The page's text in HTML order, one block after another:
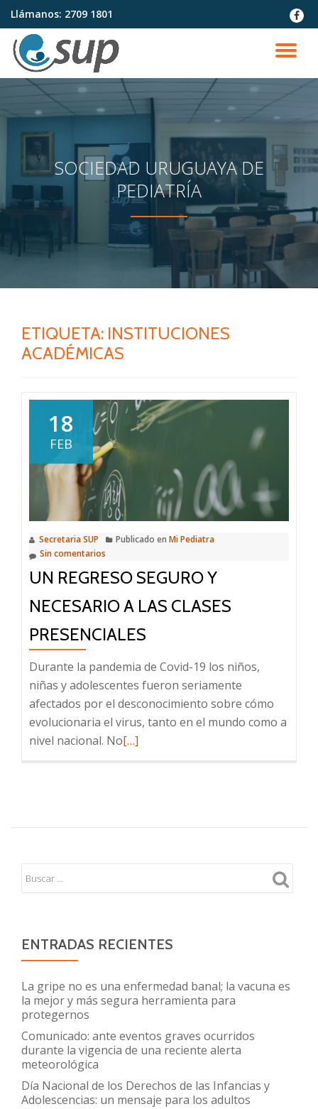
Saltar
contenido
Llámanos: 2709 1801
fa-
SOCIEDAD URUGUAYA DE
PEDIATRÍA
ETIQUETA: INSTITUCIONES
ACADÉMICAS
18
FEB
Secretaria SUP Publicado en Mi Pediatra
Sin comentarios
UN REGRESO SEGURO Y
NECESARIO A LAS CLASES
PRESENCIALES
Durante la pandemia de Covid-19 los niños,
niñas y adolescentes fueron seriamente
afectados por el desconocimiento sobre cómo
evolucionaria el virus, tanto en el mundo como a
nivel nacional. NoLeer
seguro
necesario
presenciales
[…]
ENTRADAS RECIENTES
La gripe no es una enfermedad banal; la vacuna es
la mejor y más segura herramienta para
protegernos
Comunicado: ante eventos graves ocurridos
durante la vigencia de una reciente alerta
meteorológica
Día Nacional de los Derechos de las Infancias y
Adolescencias: un mensaje para los adultos